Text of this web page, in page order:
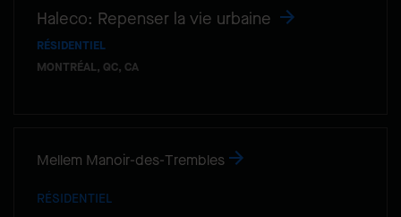
Haleco: Repenser la vie urbaine
RÉSIDENTIEL
MONTRÉAL, QC, CA
Mellem Manoir-des-Trembles
RÉSIDENTIEL